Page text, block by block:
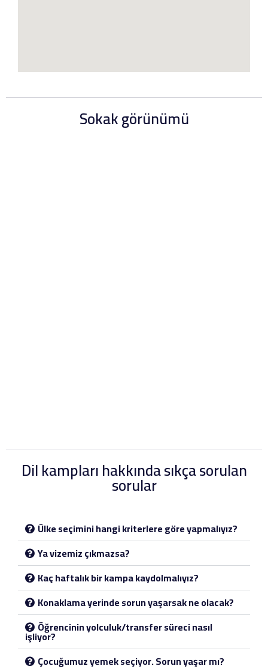
Sokak görünümü
Dil kampları hakkında sıkça sorulan
sorular
Ülke seçimini hangi kriterlere göre yapmalıyız?
Ya vizemiz çıkmazsa?
Kaç haftalık bir kampa kaydolmalıyız?
Konaklama yerinde sorun yaşarsak ne olacak?
Öğrencinin yolculuk/transfer süreci nasıl
işliyor?
Çocuğumuz yemek seçiyor. Sorun yaşar mı?